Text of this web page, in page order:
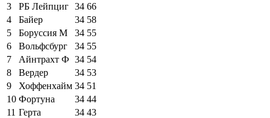
3
РБ Лейпциг 34 66
4
Байер 34 58
5
Боруссия М 34 55
6
Вольфсбург 34 55
7
Айнтрахт Ф 34 54
8
Вердер 34 53
9
Хоффенхайм 34 51
10 Фортуна 34 44
11 Герта 34 43